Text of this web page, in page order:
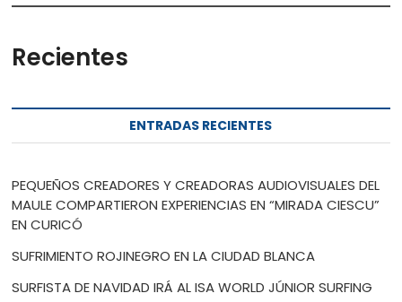
Recientes
ENTRADAS RECIENTES
PEQUEÑOS CREADORES Y CREADORAS AUDIOVISUALES DEL
MAULE COMPARTIERON EXPERIENCIAS EN “MIRADA CIESCU”
EN CURICÓ
SUFRIMIENTO ROJINEGRO EN LA CIUDAD BLANCA
SURFISTA DE NAVIDAD IRÁ AL ISA WORLD JÚNIOR SURFING